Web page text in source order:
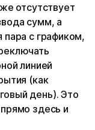
отсутствует
сумм, а
пара с графиком,
линией
(как
день). Это
здесь и